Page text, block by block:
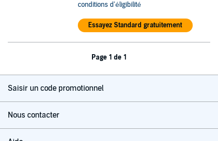
conditions d'éligibilité
Essayez Standard gratuitement
Page 1 de 1
Saisir un code promotionnel
Nous contacter